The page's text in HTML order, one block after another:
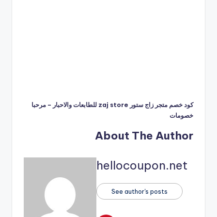
كود خصم متجر زاج ستور zaj store للطابعات والاحبار – مرحبا
خصومات
About The Author
hellocoupon.net
See author's posts